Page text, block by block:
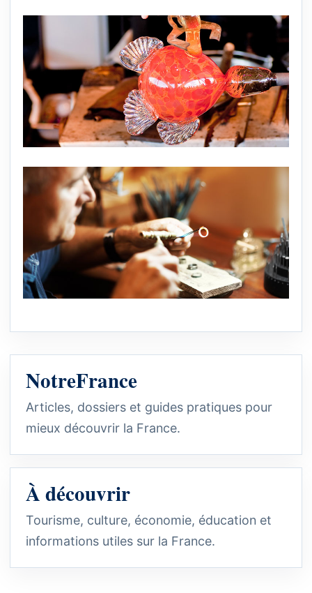
NotreFrance
Articles, dossiers et guides pratiques pour
mieux découvrir la France.
À découvrir
Tourisme, culture, économie, éducation et
informations utiles sur la France.